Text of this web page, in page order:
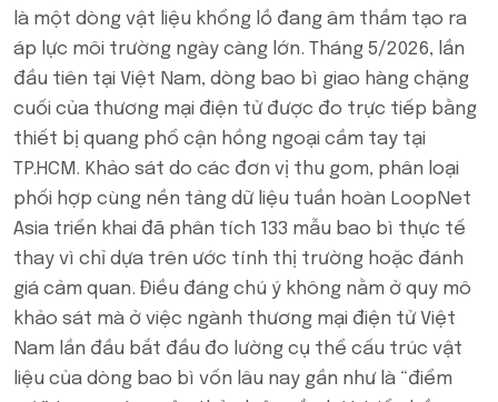
là một dòng vật liệu khổng lồ đang âm thầm tạo ra
áp lực môi trường ngày càng lớn. Tháng 5/2026, lần
đầu tiên tại Việt Nam, dòng bao bì giao hàng chặng
cuối của thương mại điện tử được đo trực tiếp bằng
thiết bị quang phổ cận hồng ngoại cầm tay tại
TP.HCM. Khảo sát do các đơn vị thu gom, phân loại
phối hợp cùng nền tảng dữ liệu tuần hoàn LoopNet
Asia triển khai đã phân tích 133 mẫu bao bì thực tế
thay vì chỉ dựa trên ước tính thị trường hoặc đánh
giá cảm quan. Điều đáng chú ý không nằm ở quy mô
khảo sát mà ở việc ngành thương mại điện tử Việt
Nam lần đầu bắt đầu đo lường cụ thể cấu trúc vật
liệu của dòng bao bì vốn lâu nay gần như là “điểm